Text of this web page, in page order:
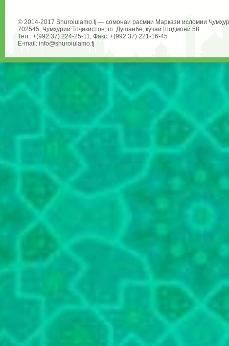
© 2014-2017 Shuroiulamo.tj — сомонаи расмии Маркази исломии
702545, Ҷумҳурии Тоҷикистон, ш. Душанбе, кӯчаи Шодмонӣ 58
Тел.: +(992 37) 224-25-11; Факс: +(992 37) 221-16-45
E-mail: info@shuroiulamo.tj